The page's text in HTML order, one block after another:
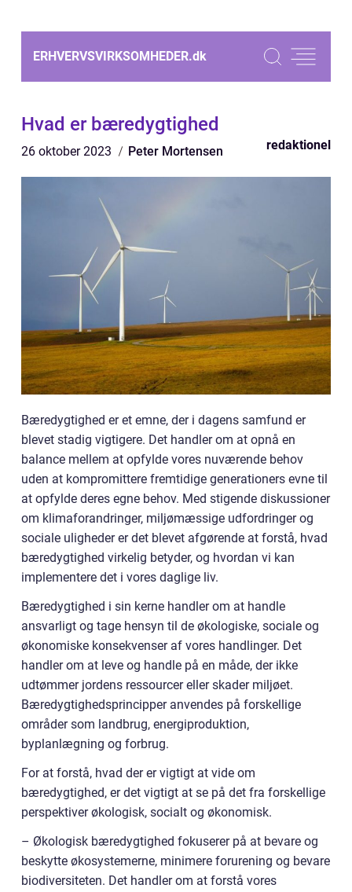
ERHVERVSVIRKSOMHEDER.dk
Hvad er bæredygtighed
26 oktober 2023 Peter Mortensen redaktionel
Bæredygtighed er et emne, der i dagens samfund er
blevet stadig vigtigere. Det handler om at opnå en
balance mellem at opfylde vores nuværende behov
uden at kompromittere fremtidige generationers evne til
at opfylde deres egne behov. Med stigende diskussioner
om klimaforandringer, miljømæssige udfordringer og
sociale uligheder er det blevet afgørende at forstå, hvad
bæredygtighed virkelig betyder, og hvordan vi kan
implementere det i vores daglige liv.
Bæredygtighed i sin kerne handler om at handle
ansvarligt og tage hensyn til de økologiske, sociale og
økonomiske konsekvenser af vores handlinger. Det
handler om at leve og handle på en måde, der ikke
udtømmer jordens ressourcer eller skader miljøet.
Bæredygtighedsprincipper anvendes på forskellige
områder som landbrug, energiproduktion,
byplanlægning og forbrug.
For at forstå, hvad der er vigtigt at vide om
bæredygtighed, er det vigtigt at se på det fra forskellige
perspektiver økologisk, socialt og økonomisk.
– Økologisk bæredygtighed fokuserer på at bevare og
beskytte økosystemerne, minimere forurening og bevare
biodiversiteten. Det handler om at forstå vores